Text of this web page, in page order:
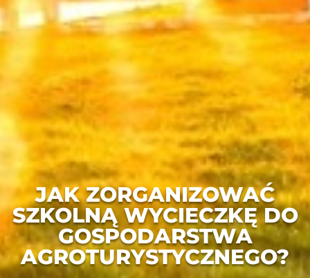
JAK ZORGANIZOWAĆ
SZKOLNĄ WYCIECZKĘ DO
GOSPODARSTWA
AGROTURYSTYCZNEGO?